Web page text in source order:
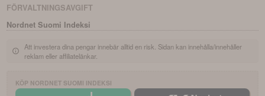
FÖRVALTNINGSAVGIFT
Nordnet Suomi Indeksi
Att investera dina pengar innebär alltid en risk. Sidan kan innehålla/innehåller
reklam eller affiliatelänkar.
KÖP NORDNET SUOMI INDEKSI